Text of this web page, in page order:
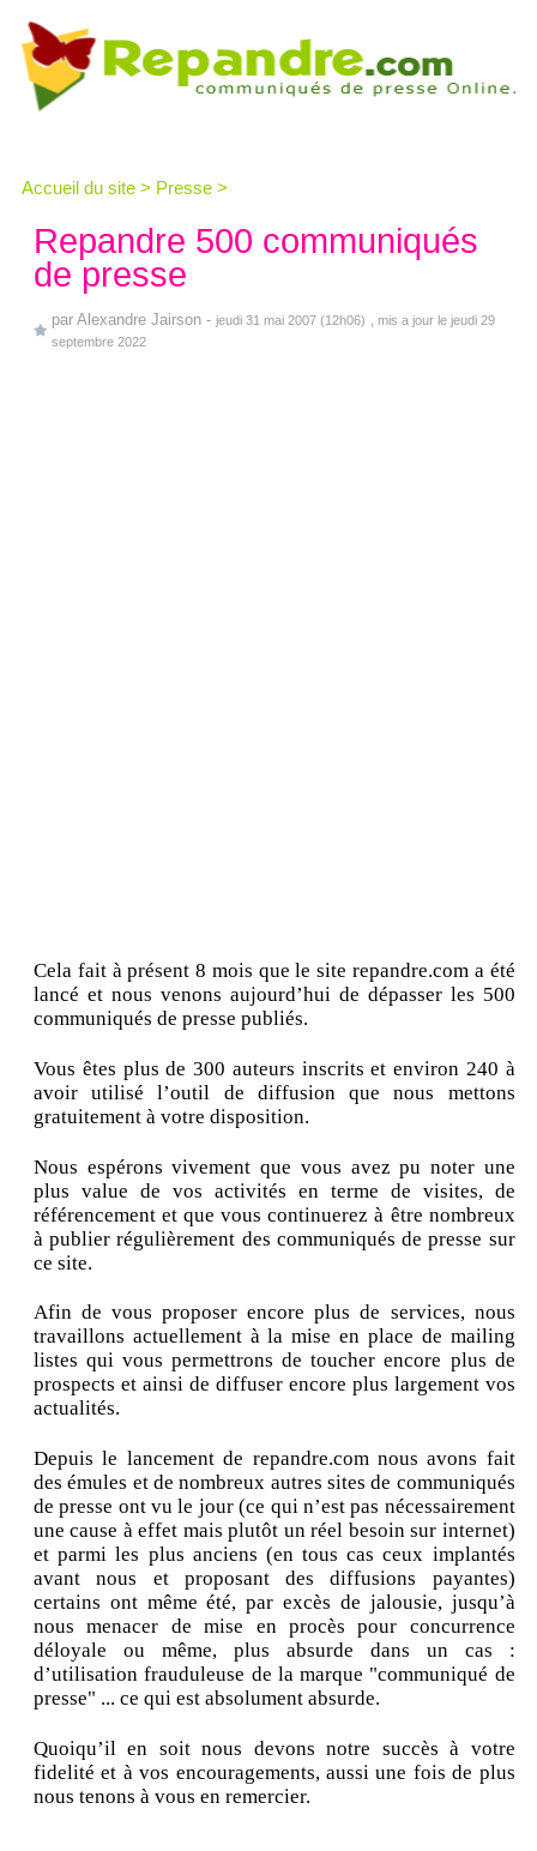
Accueil du site > Presse >
Repandre 500 communiqués
de presse
par Alexandre Jairson - jeudi 31 mai 2007 (12h06)
, mis a jour le jeudi 29
septembre 2022
Cela fait à présent 8 mois que le site repandre.com a été
lancé et nous venons aujourd’hui de dépasser les 500
communiqués de presse publiés.
Vous êtes plus de 300 auteurs inscrits et environ 240 à
avoir utilisé l’outil de diffusion que nous mettons
gratuitement à votre disposition.
Nous espérons vivement que vous avez pu noter une
plus value de vos activités en terme de visites, de
référencement et que vous continuerez à être nombreux
à publier régulièrement des communiqués de presse sur
ce site.
Afin de vous proposer encore plus de services, nous
travaillons actuellement à la mise en place de mailing
listes qui vous permettrons de toucher encore plus de
prospects et ainsi de diffuser encore plus largement vos
actualités.
Depuis le lancement de repandre.com nous avons fait
des émules et de nombreux autres sites de communiqués
de presse ont vu le jour (ce qui n’est pas nécessairement
une cause à effet mais plutôt un réel besoin sur internet)
et parmi les plus anciens (en tous cas ceux implantés
avant nous et proposant des diffusions payantes)
certains ont même été, par excès de jalousie, jusqu’à
nous menacer de mise en procès pour concurrence
déloyale ou même, plus absurde dans un cas :
d’utilisation frauduleuse de la marque "communiqué de
presse" ... ce qui est absolument absurde.
Quoiqu’il en soit nous devons notre succès à votre
fidelité et à vos encouragements, aussi une fois de plus
nous tenons à vous en remercier.